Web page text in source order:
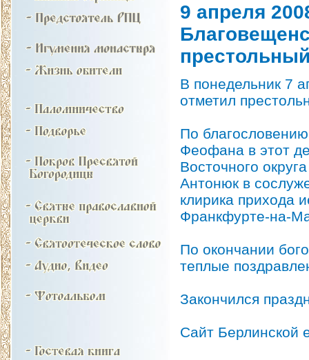
9 апреля
В понедельник 7
отметил
По
Феофана в этот
Восточного
Антонюк в
клирика прихода
Франкфурте-на-
По окончании
теплые
Закончился
Сайт Берлинской